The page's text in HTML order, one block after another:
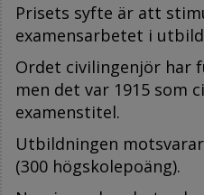
Prisets syfte är att
examensarbetet i
Ordet civilingenjör har
men det var 1915 som
examenstitel.
Utbildningen
(300 högskolepoäng).